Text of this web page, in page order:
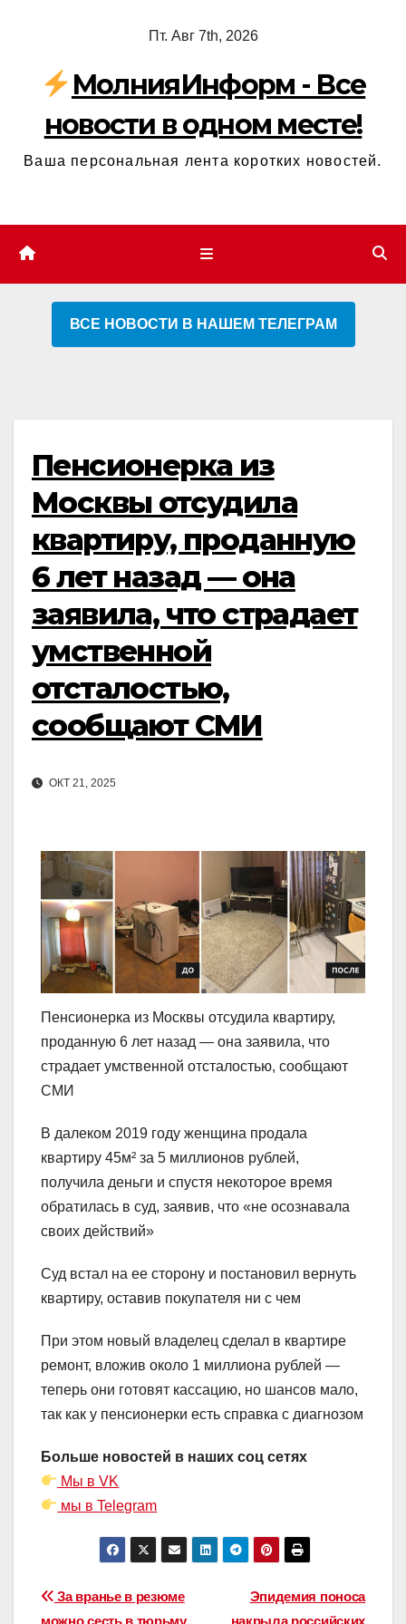
содержимому
Пт. Авг 7th, 2026
МолнияИнформ - Все
новости в одном месте!
Ваша персональная лента коротких новостей.
ВСЕ НОВОСТИ В НАШЕМ ТЕЛЕГРАМ
Пенсионерка из
Москвы отсудила
квартиру, проданную
6 лет назад — она
заявила, что страдает
умственной
отсталостью,
сообщают СМИ
ОКТ 21, 2025
Пенсионерка из Москвы отсудила квартиру,
проданную 6 лет назад — она заявила, что
страдает умственной отсталостью, сообщают
СМИ
В далеком 2019 году женщина продала
квартиру 45м² за 5 миллионов рублей,
получила деньги и спустя некоторое время
обратилась в суд, заявив, что «не осознавала
своих действий»
Суд встал на ее сторону и постановил вернуть
квартиру, оставив покупателя ни с чем
При этом новый владелец сделал в квартире
ремонт, вложив около 1 миллиона рублей —
теперь они готовят кассацию, но шансов мало,
так как у пенсионерки есть справка с диагнозом
Больше новостей в наших соц сетях
Мы в VK
мы в Telegram
Навигация
Эпидемия поноса
накрыла российских
За вранье в резюме
можно сесть в тюрьму,